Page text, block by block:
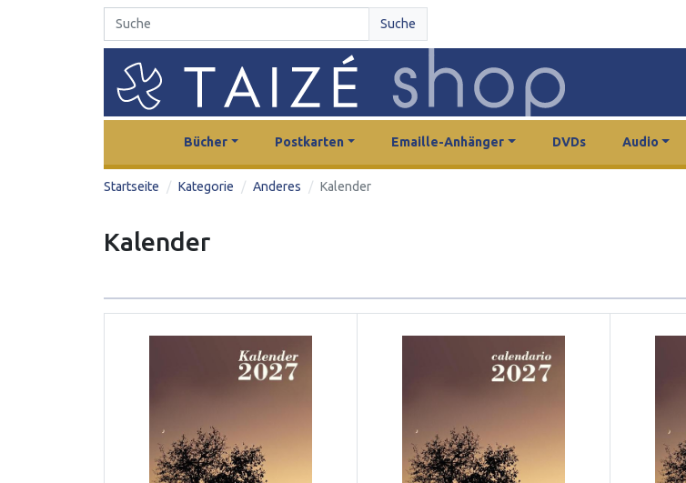
Suche
Bücher Postkarten Emaille-Anhänger DVDs Audio
Startseite Kategorie Anderes Kalender
Kalender